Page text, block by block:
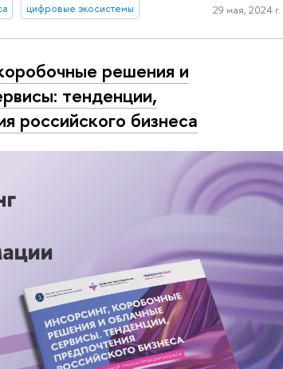
цифровые экосистемы 29 мая, 2024 г.
решения и
тенденции,
российского бизнеса